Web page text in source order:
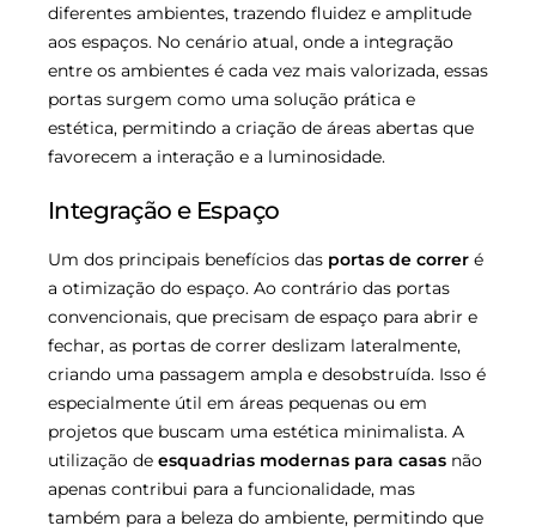
diferentes ambientes, trazendo fluidez e amplitude
aos espaços. No cenário atual, onde a integração
entre os ambientes é cada vez mais valorizada, essas
portas surgem como uma solução prática e
estética, permitindo a criação de áreas abertas que
favorecem a interação e a luminosidade.
Integração e Espaço
Um dos principais benefícios das portas de correr é
a otimização do espaço. Ao contrário das portas
convencionais, que precisam de espaço para abrir e
fechar, as portas de correr deslizam lateralmente,
criando uma passagem ampla e desobstruída. Isso é
especialmente útil em áreas pequenas ou em
projetos que buscam uma estética minimalista. A
utilização de esquadrias modernas para casas não
apenas contribui para a funcionalidade, mas
também para a beleza do ambiente, permitindo que